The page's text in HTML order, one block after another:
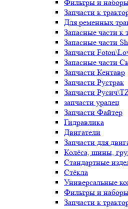
Фильтры и
Запчасти к
Для ременных
Запасные части к
Запасные части
Запчасти
Запасные части
Запчасти Кентавр
Запчасти Рустрак
Запчасти
запчасти уралец
Запчасти Файтер
Гидравлика
Двигатели
Запчасти для
Колёса, шины,
Стандартные
Стёкла
Универсальные
Фильтры и
Запчасти к